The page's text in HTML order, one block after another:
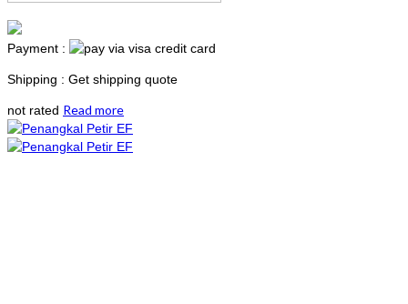
Payment :
Shipping : Get shipping quote
not rated Read more